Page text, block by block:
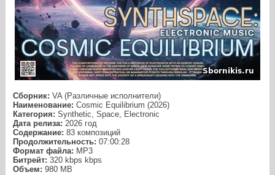
Сборник: VA (Различные исполнители)
Наименование: Cosmic Equilibrium (2026)
Категория: Synthetic, Space, Electronic
Дата релиза: 2026 год
Содержание: 83 композиций
Продолжительность: 07:00:28
Формат файла: MP3
Битрейт: 320 kbps kbps
Объем: 980 МB